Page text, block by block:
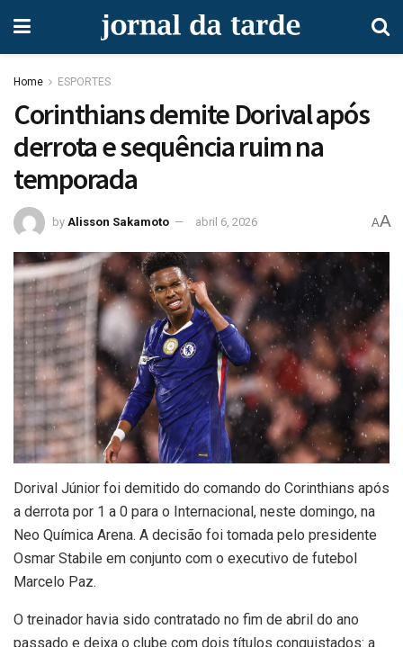
Home ESPORTES
Corinthians demite Dorival após
derrota e sequência ruim na
temporada
by Alisson Sakamoto abril 6, 2026 AA
Dorival Júnior foi demitido do comando do Corinthians após
a derrota por 1 a 0 para o Internacional, neste domingo, na
Neo Química Arena. A decisão foi tomada pelo presidente
Osmar Stabile em conjunto com o executivo de futebol
Marcelo Paz.
O treinador havia sido contratado no fim de abril do ano
passado e deixa o clube com dois títulos conquistados: a